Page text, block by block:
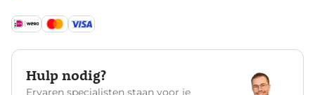
Hulp nodig?
Ervaren specialisten staan voor je